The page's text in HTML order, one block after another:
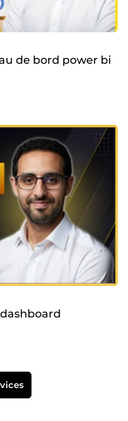
de bord power bi